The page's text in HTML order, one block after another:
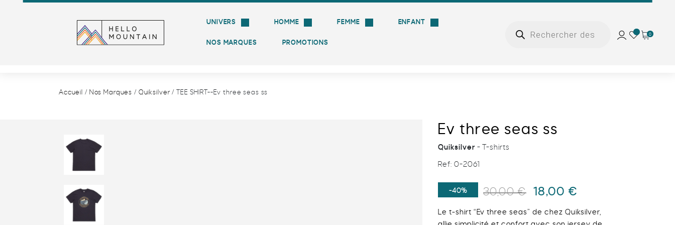
UNIVERS HOMME FEMME ENFANT
NOS MARQUES PROMOTIONS
produits
0
Ev three seas ss- T-shirts Ajouter au panier
Add
Accueil / Nos Marques / Quiksilver/ TEE SHIRT--Ev three seas ss
Ev three seas ss
Quiksilver - T-shirts
Ref: 0-2061
-40% 30,00€
Le
initial
18,00 €
actuel
Le t-shirt “Ev three seas” de chez Quiksilver